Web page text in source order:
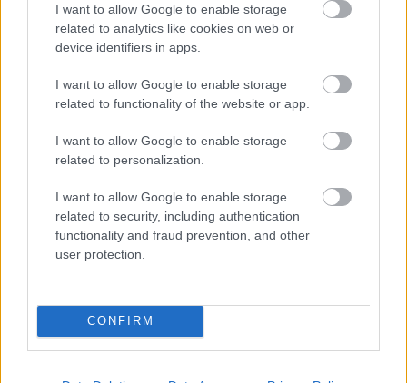
I want to allow Google to enable storage
related to analytics like cookies on web or
device identifiers in apps.
I want to allow Google to enable storage
related to functionality of the website or app.
I want to allow Google to enable storage
related to personalization.
I want to allow Google to enable storage
related to security, including authentication
functionality and fraud prevention, and other
user protection.
CONFIRM
SZÉPSÉG
Varázslatos dolog történik a
hajaddal, ha rozmaringolajat